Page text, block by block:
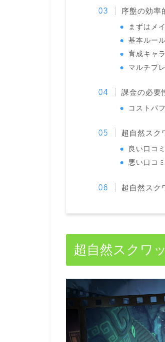
序盤の効率
まずはメ
基本ルー
育成キャ
マルチプ
課金の必要
コストパ
超自然スク
良い口コ
悪い口コ
超自然スク
超自然スクワ